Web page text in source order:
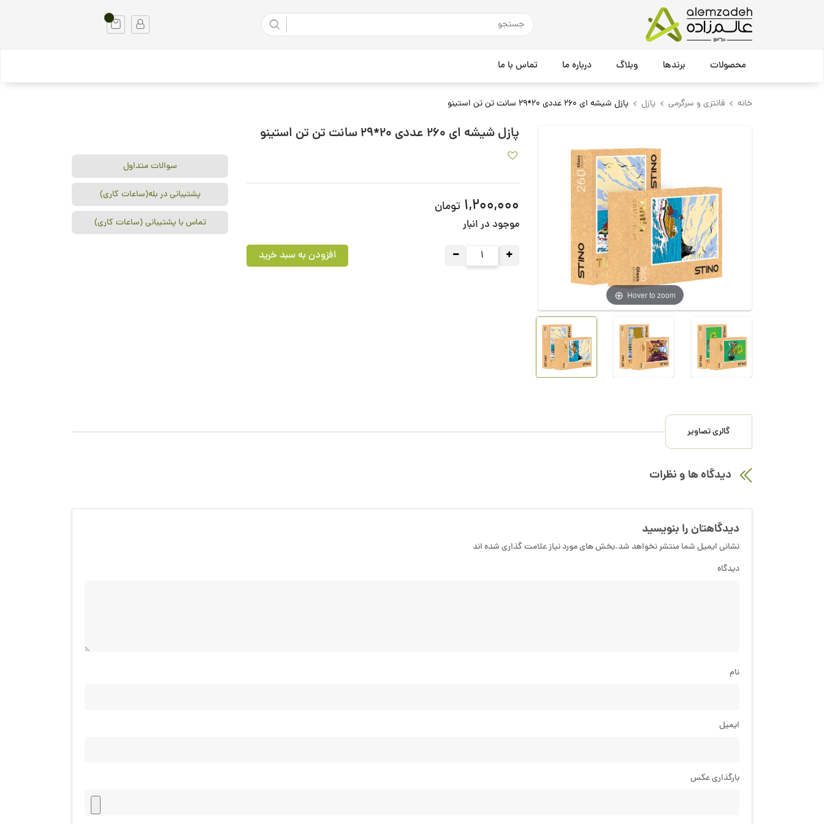
محصولات برندها وبلاگ درباره ما تماس با ما
خانه فانتزی و سرگرمی پازل پازل شیشه ای 260 عددی 20*29 سانت تن تن استینو
Hover to zoom
پازل شیشه ای 260 عددی 20*29 سانت تن تن استینو
1,200,000 تومان
موجود در انبار
افزودن به سبد خرید
سوالات متداول
پشتیبانی در بله(ساعات کاری)
تماس با پشتیبانی (ساعات کاری)
گالری تصاویر
دیدگاه ها و نظرات
دیدگاهتان را بنویسید
نشانی ایمیل شما منتشر نخواهد شد.بخش های مورد نیاز علامت گذاری شده اند
دیدگاه
نام
ایمیل
بارگذاری عکس